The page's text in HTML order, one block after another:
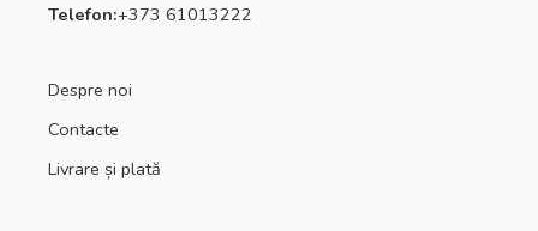
Telefon:+373 61013222
Despre noi
Contacte
Livrare și plată